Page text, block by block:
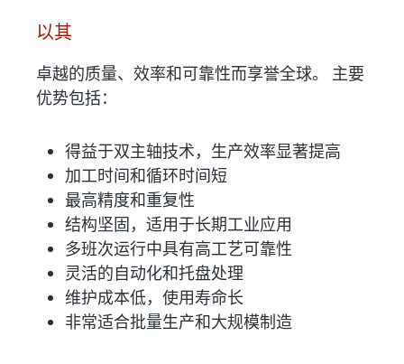
以其
卓越的质量、效率和可靠性而享誉全球。 主要
优势包括：
得益于双主轴技术，生产效率显著提高
加工时间和循环时间短
最高精度和重复性
结构坚固，适用于长期工业应用
多班次运行中具有高工艺可靠性
灵活的自动化和托盘处理
维护成本低，使用寿命长
非常适合批量生产和大规模制造